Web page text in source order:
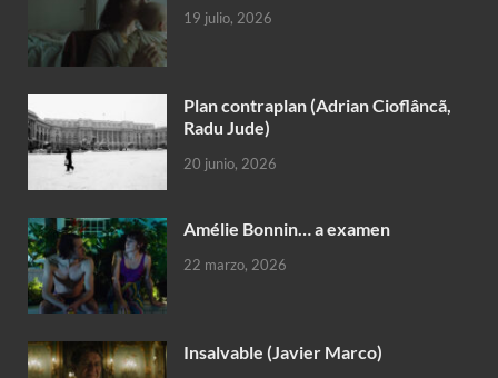
19 julio, 2026
Plan contraplan (Adrian Cioflâncã,
Radu Jude)
20 junio, 2026
Amélie Bonnin… a examen
22 marzo, 2026
Insalvable (Javier Marco)